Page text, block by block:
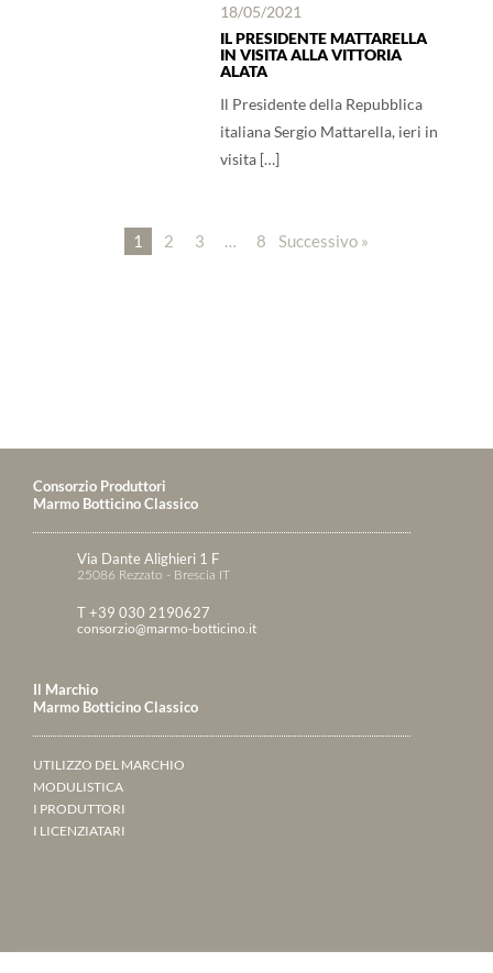
18/05/2021
IL PRESIDENTE MATTARELLA
IN VISITA ALLA VITTORIA
ALATA
Il Presidente della Repubblica
italiana Sergio Mattarella, ieri in
visita […]
1 2 3 8 Successivo »
Consorzio Produttori
Marmo Botticino Classico
Via Dante Alighieri 1 F
25086 Rezzato - Brescia IT
T +39 030 2190627
consorzio@marmo-botticino.it
Il Marchio
Marmo Botticino Classico
UTILIZZO DEL MARCHIO
MODULISTICA
I PRODUTTORI
I LICENZIATARI